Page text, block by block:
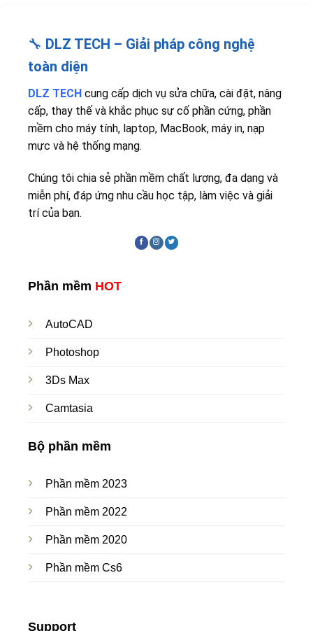
🔧 DLZ TECH – Giải pháp công nghệ
toàn diện
DLZ TECH cung cấp dịch vụ sửa chữa, cài đặt, nâng
cấp, thay thế và khắc phục sự cố phần cứng, phần
mềm cho máy tính, laptop, MacBook, máy in, nạp
mực và hệ thống mạng.
Chúng tôi chia sẻ phần mềm chất lượng, đa dạng và
miễn phí, đáp ứng nhu cầu học tập, làm việc và giải
trí của bạn.
Phần mềm HOT
AutoCAD
Photoshop
3Ds Max
Camtasia
Bộ phần mềm
Phần mềm 2023
Phần mềm 2022
Phần mềm 2020
Phần mềm Cs6
Support